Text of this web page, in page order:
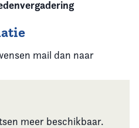
mail dan naar
meer beschikbaar.